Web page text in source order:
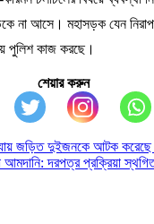
না আসে। মহাসড়ক যেন
পুলিশ কাজ করছে।
শেয়ার করুন
জড়িত দুইজনকে আটক করেছে
আমদানি: দরপত্র প্রক্রিয়া